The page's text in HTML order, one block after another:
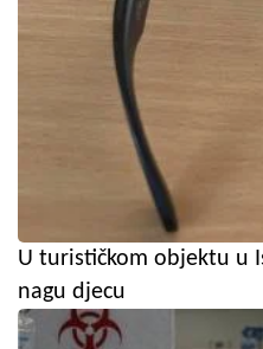
U turističkom objektu u
nagu djecu